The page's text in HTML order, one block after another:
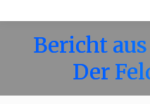
Bericht
Der